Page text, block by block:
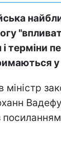
і терміни
у
міністр